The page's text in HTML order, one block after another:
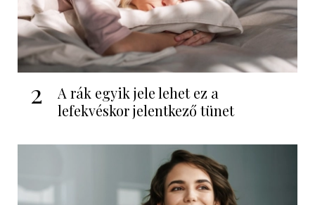
2
A rák egyik jele lehet ez a
lefekvéskor jelentkező tünet